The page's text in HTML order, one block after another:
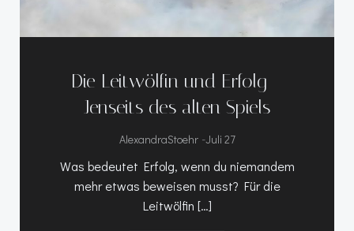
Die Leitwölfin und Erfolg –
Jenseits des alten Spiels
AlexandraStoehr -Juli 27
Was bedeutet Erfolg, wenn du niemandem
mehr etwas beweisen musst? Für die
Leitwölfin […]